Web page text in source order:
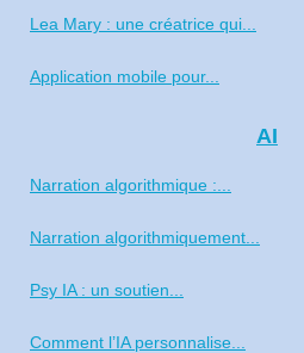
Lea Mary : une créatrice qui...
Application mobile pour...
AI
Narration algorithmique :...
Narration algorithmiquement...
Psy IA : un soutien...
Comment l’IA personnalise...